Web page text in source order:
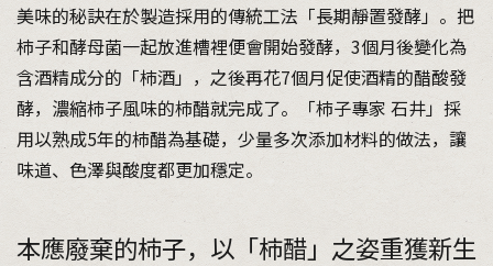
美味的秘訣在於製造採用的傳統工法「長期靜置發酵」。把
柿子和酵母菌一起放進槽裡便會開始發酵，3個月後變化為
含酒精成分的「柿酒」，之後再花7個月促使酒精的醋酸發
酵，濃縮柿子風味的柿醋就完成了。「柿子專家 石井」採
用以熟成5年的柿醋為基礎，少量多次添加材料的做法，讓
味道、色澤與酸度都更加穩定。
本應廢棄的柿子，以「柿醋」之姿重獲新生